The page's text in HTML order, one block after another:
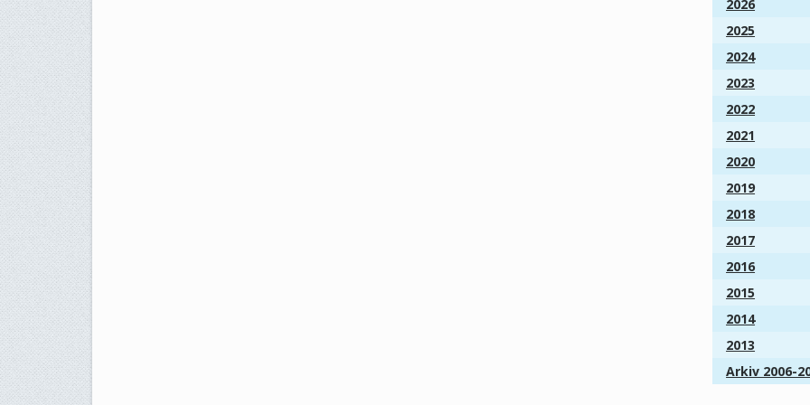
2026
2025
2024
2023
2022
2021
2020
2019
2018
2017
2016
2015
2014
2013
Arkiv 2006-